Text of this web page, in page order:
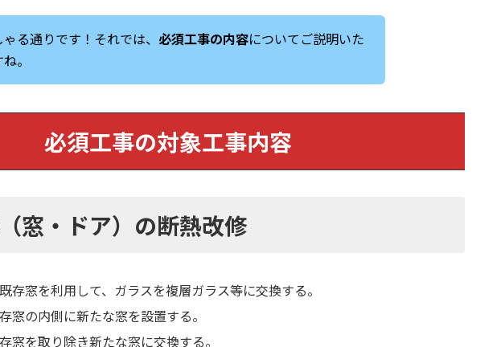
ゃる通りです！それでは、必須工事の内容についてご説明いた
。
必須工事の対象工事内容
窓・ドア）の断熱改修
存窓を利用して、ガラスを複層ガラス等に交換する。
窓の内側に新たな窓を設置する。
窓を取り除き新たな窓に交換する。